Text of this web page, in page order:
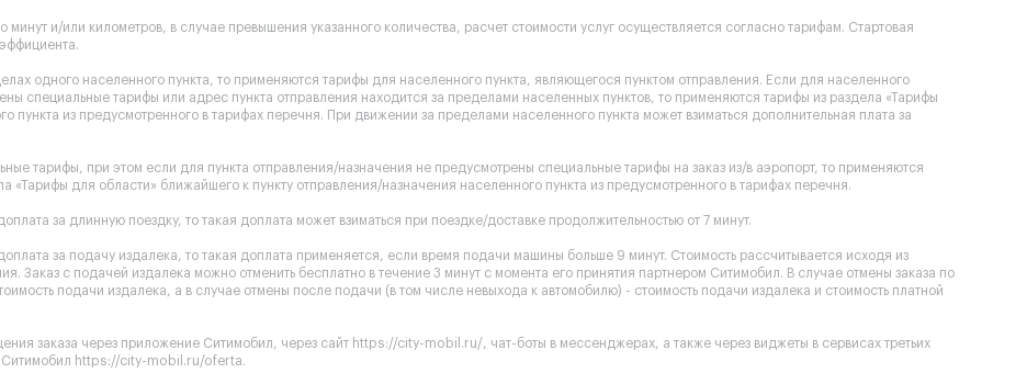
минут и/или километров, в случае превышения указанного количества, расчет стоимости услуг осуществляется согласно тарифам. Стартовая
одного населенного пункта, то применяются тарифы для населенного пункта, являющегося пунктом отправления. Если для населенного
специальные тарифы или адрес пункта отправления находится за пределами населенных пунктов, то применяются тарифы из раздела «Тарифы
пункта из предусмотренного в тарифах перечня. При движении за пределами населенного пункта может взиматься дополнительная плата за
тарифы, при этом если для пункта отправления/назначения не предусмотрены специальные тарифы на заказ из/в аэропорт, то применяются
«Тарифы для области» ближайшего к пункту отправления/назначения населенного пункта из предусмотренного в тарифах перечня.
за длинную поездку, то такая доплата может взиматься при поездке/доставке продолжительностью от 7 минут.
за подачу издалека, то такая доплата применяется, если время подачи машины больше 9 минут. Стоимость рассчитывается исходя из
Заказ с подачей издалека можно отменить бесплатно в течение 3 минут с момента его принятия партнером Ситимобил. В случае отмены заказа по
подачи издалека, а в случае отмены после подачи (в том числе невыхода к автомобилю) - стоимость подачи издалека и стоимость платной
заказа через приложение Ситимобил, через сайт https://city-mobil.ru/ , чат-боты в мессенджерах, а также через виджеты в сервисах третьих
Ситимобил https://city-mobil.ru/oferta.